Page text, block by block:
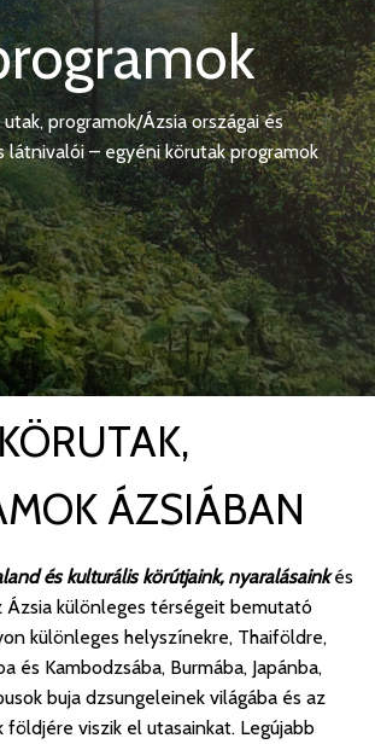
programok/Ázsia országai és
látnivalói – egyéni körutak programok
ÁZSIÁBAN
és kulturális körútjaink, nyaralásainkés
Ázsia különleges térségeit bemutató
különleges helyszínekre, Thaiföldre,
és Kambodzsába, Burmába, Japánba,
buja dzsungeleinek világába és az
földjére viszik el utasainkat. Legújabb